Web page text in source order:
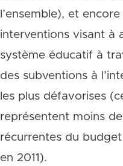
l’ensemble), et
interventions visant à
système éducatif à
des subventions à
les plus défavorises
représentent moins
récurrentes du
en 2011).